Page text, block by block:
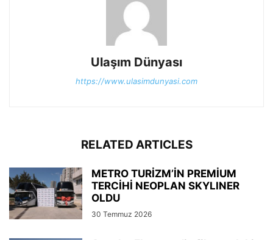
Ulaşım Dünyası
https://www.ulasimdunyasi.com
RELATED ARTICLES
METRO TURİZM’İN PREMİUM
TERCİHİ NEOPLAN SKYLINER
OLDU
30 Temmuz 2026